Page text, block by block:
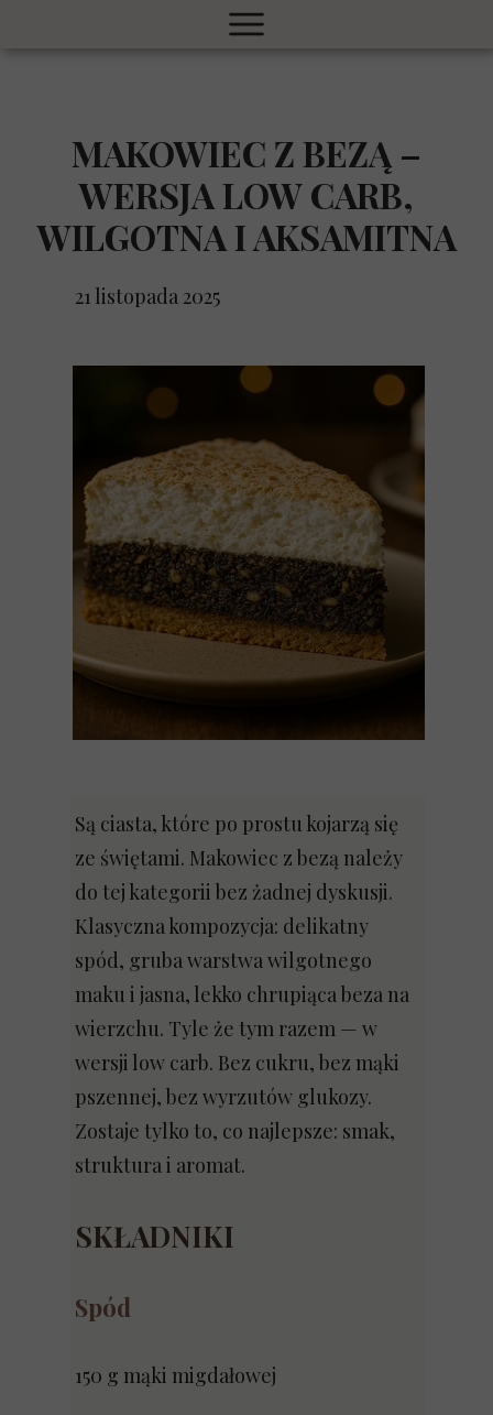
21 listopada 2025
MAKOWIEC Z BEZĄ –
WERSJA LOW CARB,
WILGOTNA I AKSAMITNA
Są ciasta, które po prostu kojarzą się
ze świętami. Makowiec z bezą należy
do tej kategorii bez żadnej dyskusji.
Klasyczna kompozycja: delikatny
spód, gruba warstwa wilgotnego
maku i jasna, lekko chrupiąca beza na
wierzchu. Tyle że tym razem — w
wersji low carb. Bez cukru, bez mąki
pszennej, bez wyrzutów glukozy.
Zostaje tylko to, co najlepsze: smak,
struktura i aromat.
SKŁADNIKI
Spód
150 g mąki migdałowej